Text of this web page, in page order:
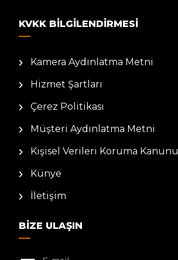
KVKK BILGILENDIRMESI
Kamera Aydınlatma Metni
Hizmet Şartları
Çerez Politikası
Müşteri Aydınlatma Metni
Kişisel Verileri Koruma Kanunu
Künye
İletişim
BIZE ULAŞIN